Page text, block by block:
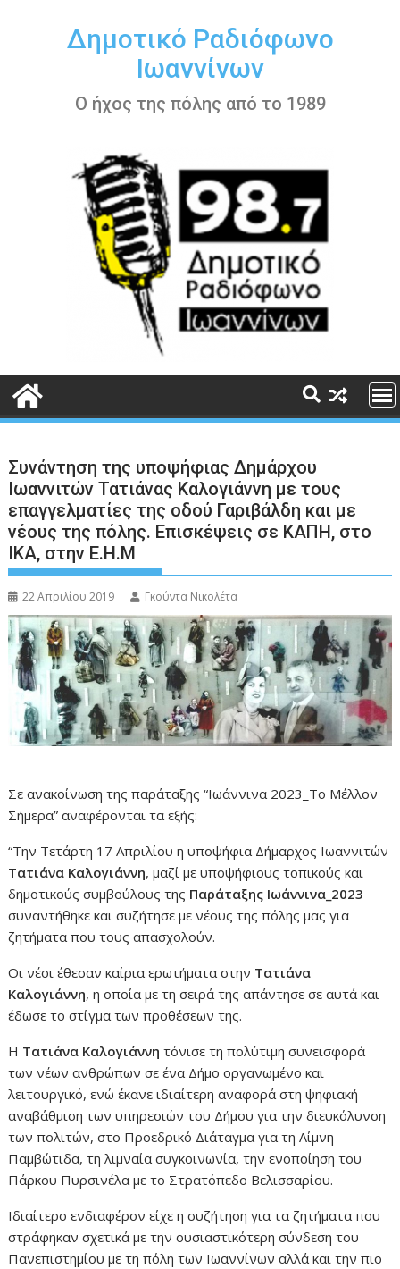
περιεχόμενοΔημοτικό Ραδιόφωνο
Ιωαννίνων
Ο ήχος της πόλης από το 1989
Συνάντηση της υποψήφιας Δημάρχου
Ιωαννιτών Τατιάνας Καλογιάννη με τους
επαγγελματίες της οδού Γαριβάλδη και με
νέους της πόλης. Επισκέψεις σε ΚΑΠΗ, στο
ΙΚΑ, στην Ε.Η.Μ
22 Απριλίου 2019 Γκούντα Νικολέτα
Σε ανακοίνωση της παράταξης “Ιωάννινα 2023_Το Μέλλον
Σήμερα” αναφέρονται τα εξής:
“Την Τετάρτη 17 Απριλίου η υποψήφια Δήμαρχος Ιωαννιτών
Τατιάνα Καλογιάννη, μαζί με υποψήφιους τοπικούς και
δημοτικούς συμβούλους της Παράταξης Ιωάννινα_2023
συναντήθηκε και συζήτησε με νέους της πόλης μας για
ζητήματα που τους απασχολούν.
Οι νέοι έθεσαν καίρια ερωτήματα στην Τατιάνα
Καλογιάννη, η οποία με τη σειρά της απάντησε σε αυτά και
έδωσε το στίγμα των προθέσεων της.
Η Τατιάνα Καλογιάννη τόνισε τη πολύτιμη συνεισφορά
των νέων ανθρώπων σε ένα Δήμο οργανωμένο και
λειτουργικό, ενώ έκανε ιδιαίτερη αναφορά στη ψηφιακή
αναβάθμιση των υπηρεσιών του Δήμου για την διευκόλυνση
των πολιτών, στο Προεδρικό Διάταγμα για τη Λίμνη
Παμβώτιδα, τη λιμναία συγκοινωνία, την ενοποίηση του
Πάρκου Πυρσινέλα με το Στρατόπεδο Βελισσαρίου.
Ιδιαίτερο ενδιαφέρον είχε η συζήτηση για τα ζητήματα που
στράφηκαν σχετικά με την ουσιαστικότερη σύνδεση του
Πανεπιστημίου με τη πόλη των Ιωαννίνων αλλά και την πιο